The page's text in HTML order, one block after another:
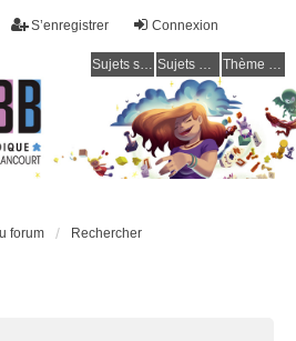
Connexion
S’enregistrer
Sujets sans réponse Sujets actifs Thème clair / foncé
forum Rechercher